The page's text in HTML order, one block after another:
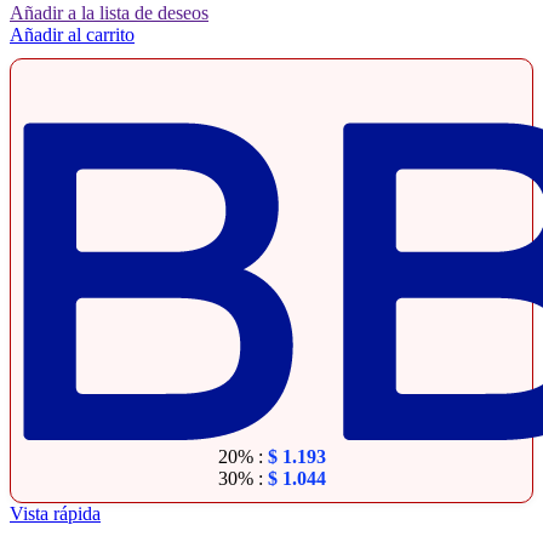
Añadir a la lista de deseos
Añadir al carrito
20% : $1.193
30% : $1.044
Vista rápida